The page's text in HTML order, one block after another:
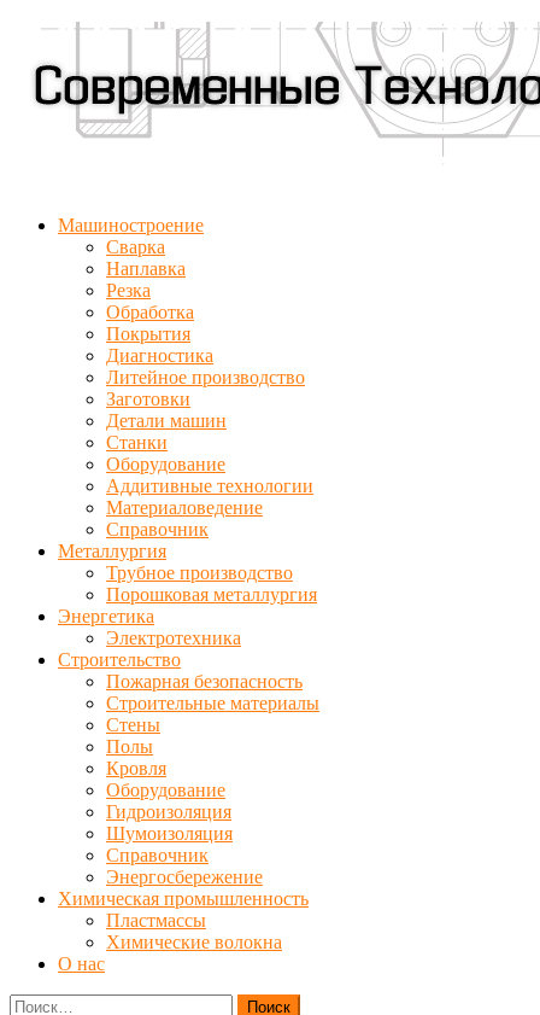
Машиностроение
Сварка
Наплавка
Резка
Обработка
Покрытия
Диагностика
Литейное производство
Заготовки
Детали машин
Станки
Оборудование
Аддитивные технологии
Материаловедение
Справочник
Металлургия
Трубное производство
Порошковая металлургия
Энергетика
Электротехника
Строительство
Пожарная безопасность
Строительные материалы
Стены
Полы
Кровля
Оборудование
Гидроизоляция
Шумоизоляция
Справочник
Энергосбережение
Химическая промышленность
Пластмассы
Химические волокна
О нас
Найти: